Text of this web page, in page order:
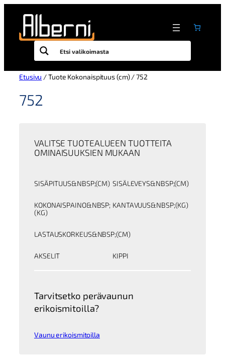
sisältöön
Etusivu / Tuote Kokonaispituus (cm) / 752
752
VALITSE TUOTEALUEEN TUOTTEITA
OMINAISUUKSIEN MUKAAN
SISÄPITUUS&NBSP;(CM) SISÄLEVEYS&NBSP;(CM)
KOKONAISPAINO&NBSP;
(KG)
KANTAVUUS&NBSP;(KG)
LASTAUSKORKEUS&NBSP;(CM)
AKSELIT KIPPI
Tarvitsetko perävaunun
erikoismitoilla?
Vaunu erikoismitoilla